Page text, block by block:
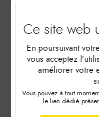
Ce site web
En poursuivant
vous acceptez
améliorer votre
Vous pouvez à tout
le lien dédié